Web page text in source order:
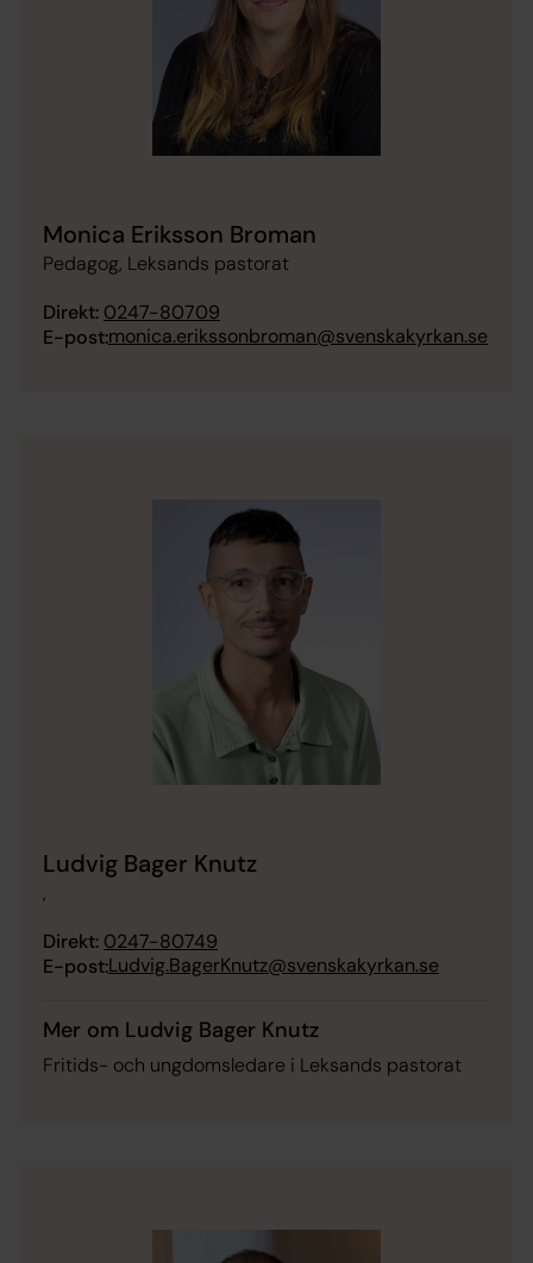
Monica Eriksson Broman
Pedagog, Leksands pastorat
Direkt: 0247-80709
E-post:monica.erikssonbroman@svenskakyrkan.se
Ludvig Bager Knutz
,
Direkt: 0247-80749
E-post:Ludvig.BagerKnutz@svenskakyrkan.se
Mer om Ludvig Bager Knutz
Fritids- och ungdomsledare i Leksands pastorat